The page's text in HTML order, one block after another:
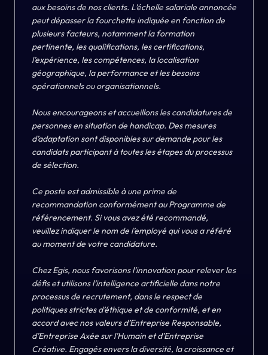
aux besoins de nos clients. L’échelle salariale annoncée
peut dépasser la fourchette indiquée en fonction de
plusieurs facteurs, notamment la formation
pertinente, les qualifications, les certifications,
l’expérience, les compétences, la localisation
géographique, la performance et les besoins
opérationnels ou organisationnels.
Nous encourageons et accueillons les candidatures de
personnes en situation de handicap. Des mesures
d’adaptation sont disponibles sur demande pour les
candidats participant à toutes les étapes du processus
de sélection.
Ce poste est admissible à une prime de
recommandation conformément au Programme de
référencement. Si vous avez été recommandé,
veuillez indiquer le nom de l’employé qui vous a référé
au moment de votre candidature.
Chez Egis, nous favorisons l’innovation pour relever les
défis et utilisons l’intelligence artificielle dans notre
processus de recrutement, dans le respect de
politiques strictes d’éthique et de conformité, et en
accord avec nos valeurs d’Entreprise Responsable,
d’Entreprise Axée sur l’Humain et d’Entreprise
Créative. Engagés envers la diversité, la croissance et